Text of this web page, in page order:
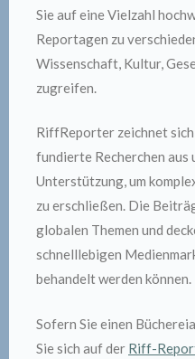
Sie auf eine Vielzahl
Reportagen zu
Wissenschaft, Kultur,
zugreifen.
RiffReporter zeichnet
fundierte Recherchen
Unterstützung, um
zu erschließen. Die
globalen Themen und
schnelllebigen
behandelt werden können.
Sofern Sie einen
Sie sich auf der Riff-